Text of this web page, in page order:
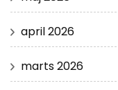
april 2026
marts 2026